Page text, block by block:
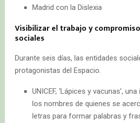
Madrid con la Dislexia
Visibilizar el trabajo y
sociales
Durante seis días, las entidades
protagonistas del Espacio.
UNICEF, ‘Lápices y vacunas’,
los nombres de quienes se
letras para formar palabras y